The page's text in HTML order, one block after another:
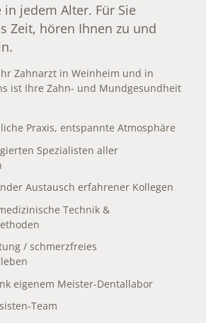
in jedem Alter. Für Sie
Zeit, hören Ihnen zu und
Zahnarzt in Weinheim und in
ist Ihre Zahn- und Mundgesundheit
Praxis, entspannte Atmosphäre
Spezialisten aller
Austausch erfahrener Kollegen
Technik &
/ schmerzfreies
eigenem Meister-Dentallabor
Team